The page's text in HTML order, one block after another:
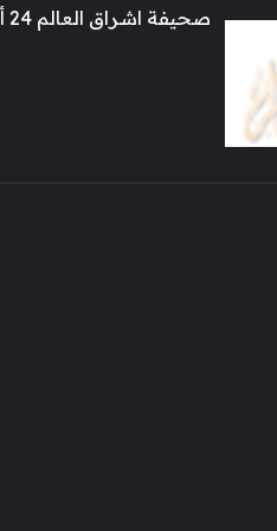
صحيفة اشراق العالم 24 أخبار العالم لحظة بلحظة